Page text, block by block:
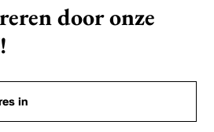
door onze